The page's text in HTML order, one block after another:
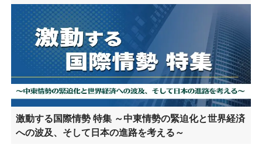
激動する国際情勢 特集 ～中東情勢の緊迫化と世界経済
への波及、そして日本の進路を考える～